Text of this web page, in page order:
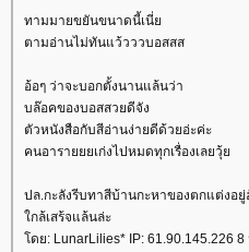
ทามมายขยันขนาดนี้เนี่
ตามอ่านไม่ทันแว้วววบอสสส
อ้อๆ ว่าจะบอกตั้งนานแล้นว่า
บล๊อคของบอสสวยดีจัง
ตัวหนังสือกับสีอ่านง่ายดีด้วยอ่ะค่ะ
คนอารายยยเก่งไปหมดทุกเรื่องเลยวุ้
ปล.กะลังรีบทาสีบ้านกะหาของตกแต่งอยู่
กล้เสร้จแล้นล่ะ
ดย: LunarLilies* IP: 61.90.145.226